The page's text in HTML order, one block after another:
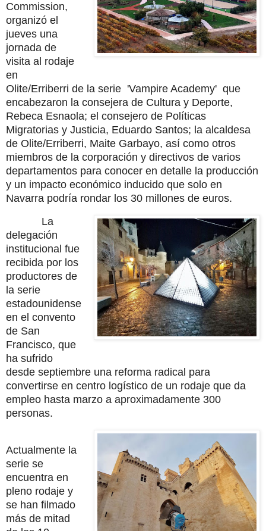
Commission,
organizó el
jueves una
jornada de
visita al rodaje
en
Olite/Erriberri de la serie 'Vampire Academy' que
encabezaron la consejera de Cultura y Deporte,
Rebeca Esnaola; el consejero de Políticas
Migratorias y Justicia, Eduardo Santos; la alcaldesa
de Olite/Erriberri, Maite Garbayo, así como otros
miembros de la corporación y directivos de varios
departamentos para conocer en detalle la producción
y un impacto económico inducido que solo en
Navarra podría rondar los 30 millones de euros.
La
delegación
institucional fue
recibida por los
productores de
la serie
estadounidense
en el convento
de San
Francisco, que
ha sufrido
desde septiembre una reforma radical para
convertirse en centro logístico de un rodaje que da
empleo hasta marzo a aproximadamente 300
personas.
Actualmente la
serie se
encuentra en
pleno rodaje y
se han filmado
más de mitad